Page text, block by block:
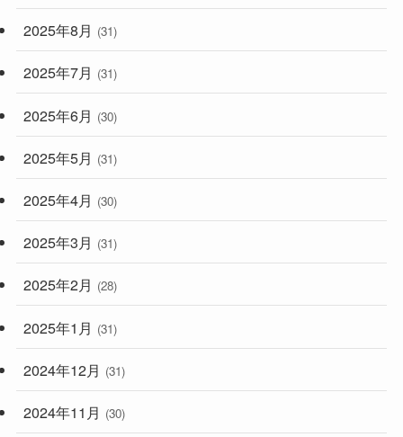
2025年8月 (31)
2025年7月 (31)
2025年6月 (30)
2025年5月 (31)
2025年4月 (30)
2025年3月 (31)
2025年2月 (28)
2025年1月 (31)
2024年12月 (31)
2024年11月 (30)